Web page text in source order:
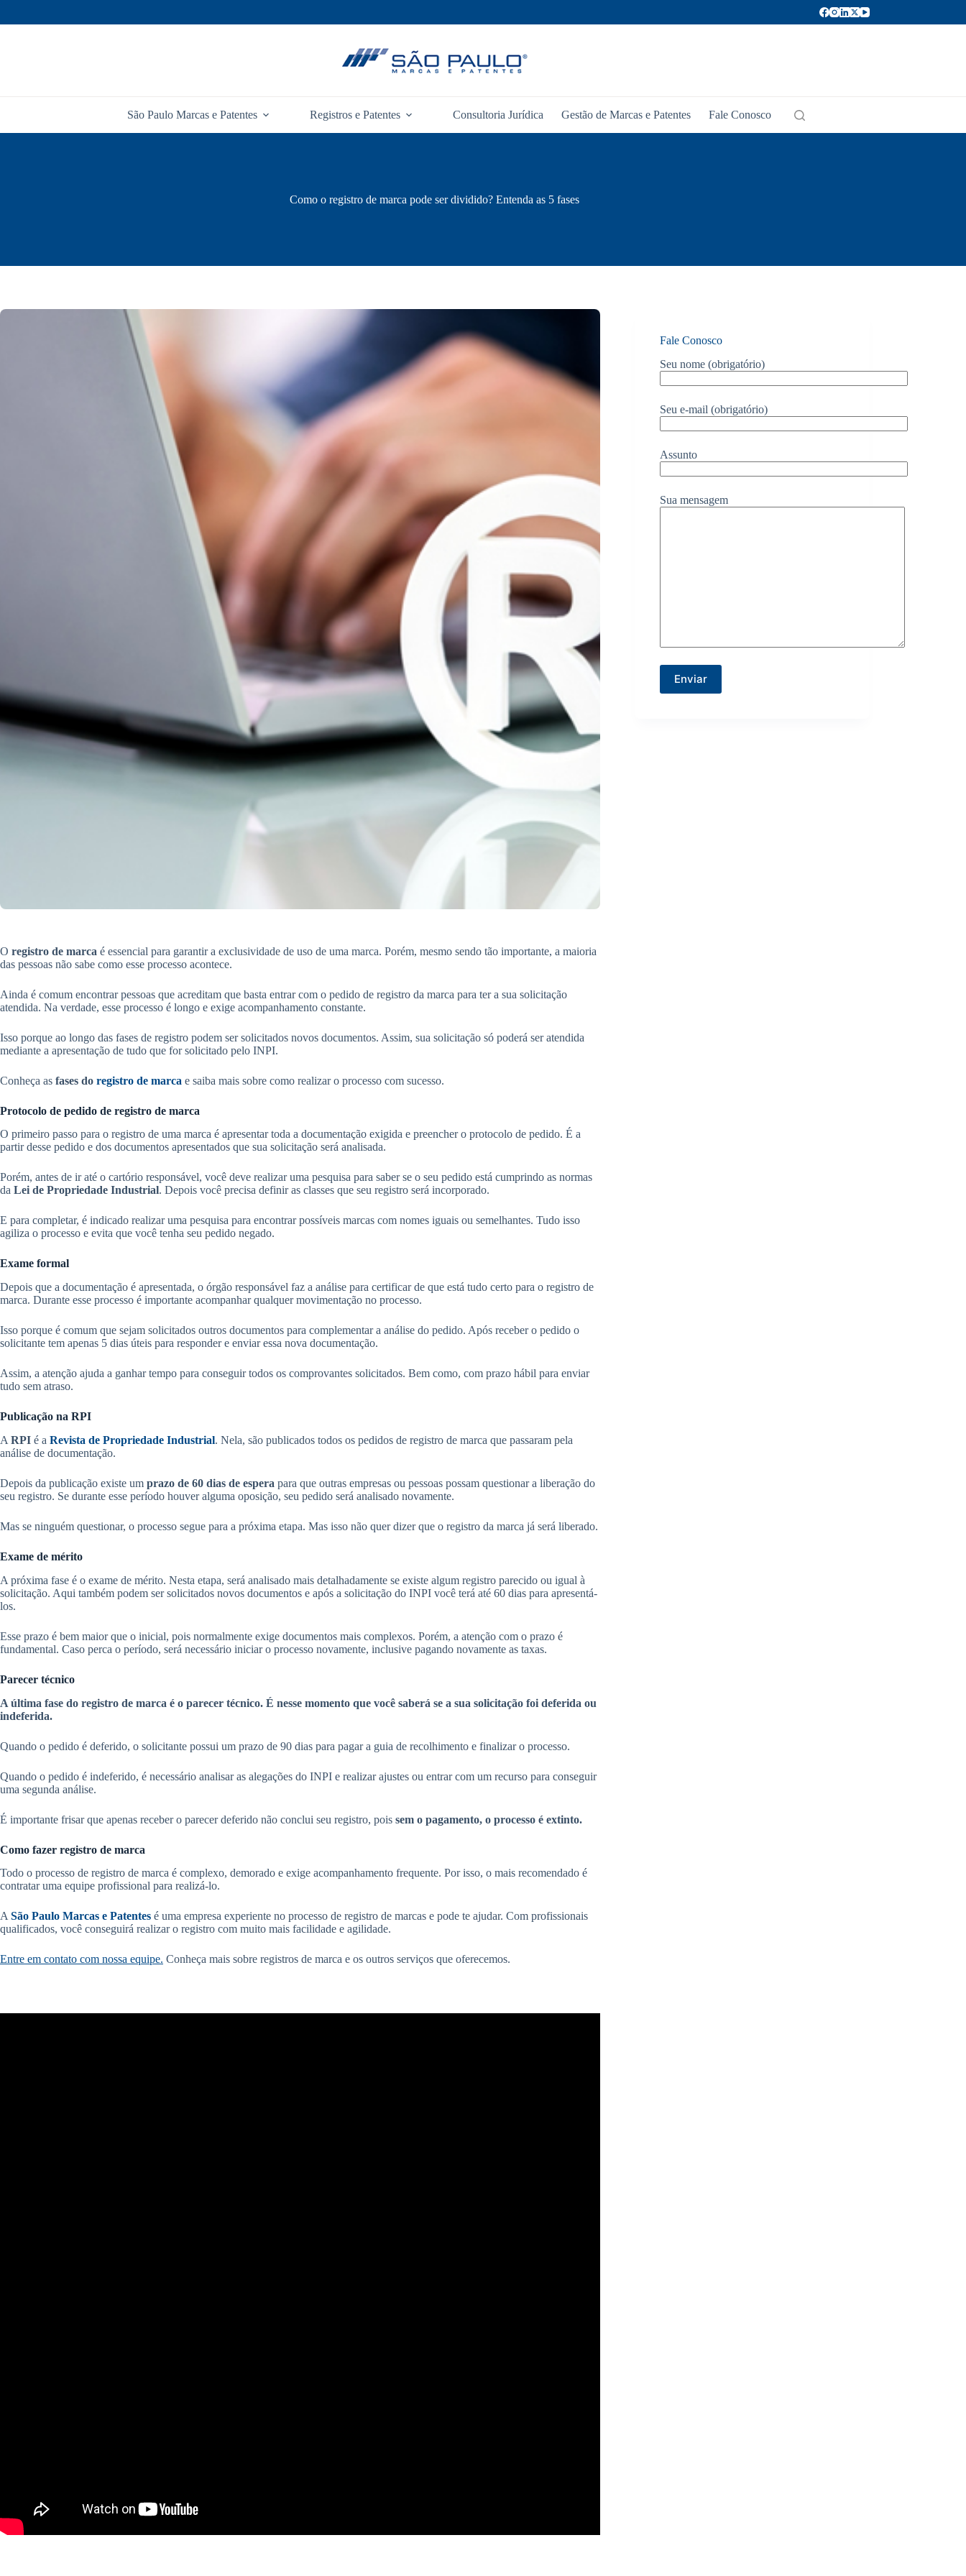
São Paulo Marcas e Patentes Registros e Patentes Consultoria Jurídica Gestão de Marcas e Patentes Fale Conosco
Como o registro de marca pode ser dividido? Entenda as 5 fases
O registro de marca é essencial para garantir a exclusividade de uso de uma marca. Porém, mesmo sendo tão importante, a maioria
das pessoas não sabe como esse processo acontece.
Ainda é comum encontrar pessoas que acreditam que basta entrar com o pedido de registro da marca para ter a sua solicitação
atendida. Na verdade, esse processo é longo e exige acompanhamento constante.
Isso porque ao longo das fases de registro podem ser solicitados novos documentos. Assim, sua solicitação só poderá ser atendida
mediante a apresentação de tudo que for solicitado pelo INPI.
Conheça as fases do registro de marca e saiba mais sobre como realizar o processo com sucesso.
Protocolo de pedido de registro de marca
O primeiro passo para o registro de uma marca é apresentar toda a documentação exigida e preencher o protocolo de pedido. É a
partir desse pedido e dos documentos apresentados que sua solicitação será analisada.
Porém, antes de ir até o cartório responsável, você deve realizar uma pesquisa para saber se o seu pedido está cumprindo as normas
da Lei de Propriedade Industrial. Depois você precisa definir as classes que seu registro será incorporado.
E para completar, é indicado realizar uma pesquisa para encontrar possíveis marcas com nomes iguais ou semelhantes. Tudo isso
agiliza o processo e evita que você tenha seu pedido negado.
Exame formal
Depois que a documentação é apresentada, o órgão responsável faz a análise para certificar de que está tudo certo para o registro de
marca. Durante esse processo é importante acompanhar qualquer movimentação no processo.
Isso porque é comum que sejam solicitados outros documentos para complementar a análise do pedido. Após receber o pedido o
solicitante tem apenas 5 dias úteis para responder e enviar essa nova documentação.
Assim, a atenção ajuda a ganhar tempo para conseguir todos os comprovantes solicitados. Bem como, com prazo hábil para enviar
tudo sem atraso.
Publicação na RPI
A RPI é a Revista de Propriedade Industrial. Nela, são publicados todos os pedidos de registro de marca que passaram pela
análise de documentação.
Depois da publicação existe um prazo de 60 dias de espera para que outras empresas ou pessoas possam questionar a liberação do
seu registro. Se durante esse período houver alguma oposição, seu pedido será analisado novamente.
Mas se ninguém questionar, o processo segue para a próxima etapa. Mas isso não quer dizer que o registro da marca já será liberado.
Exame de mérito
A próxima fase é o exame de mérito. Nesta etapa, será analisado mais detalhadamente se existe algum registro parecido ou igual à
solicitação. Aqui também podem ser solicitados novos documentos e após a solicitação do INPI você terá até 60 dias para apresentá-
los.
Esse prazo é bem maior que o inicial, pois normalmente exige documentos mais complexos. Porém, a atenção com o prazo é
fundamental. Caso perca o período, será necessário iniciar o processo novamente, inclusive pagando novamente as taxas.
Parecer técnico
A última fase do registro de marca é o parecer técnico. É nesse momento que você saberá se a sua solicitação foi deferida ou
indeferida.
Quando o pedido é deferido, o solicitante possui um prazo de 90 dias para pagar a guia de recolhimento e finalizar o processo.
Quando o pedido é indeferido, é necessário analisar as alegações do INPI e realizar ajustes ou entrar com um recurso para conseguir
uma segunda análise.
É importante frisar que apenas receber o parecer deferido não conclui seu registro, pois sem o pagamento, o processo é extinto.
Como fazer registro de marca
Todo o processo de registro de marca é complexo, demorado e exige acompanhamento frequente. Por isso, o mais recomendado é
contratar uma equipe profissional para realizá-lo.
ASão Paulo Marcas e Patentes é uma empresa experiente no processo de registro de marcas e pode te ajudar. Com profissionais
qualificados, você conseguirá realizar o registro com muito mais facilidade e agilidade.
Entre em contato com nossa equipe. Conheça mais sobre registros de marca e os outros serviços que oferecemos.
Fale Conosco
Seu nome (obrigatório)
Seu e-mail (obrigatório)
Assunto
Sua mensagem